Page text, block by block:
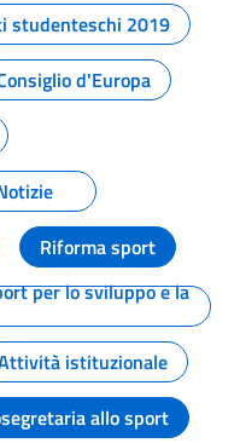
studenteschi 2019
d'Europa
Riforma sport
per lo sviluppo e la
istituzionale
allo sport